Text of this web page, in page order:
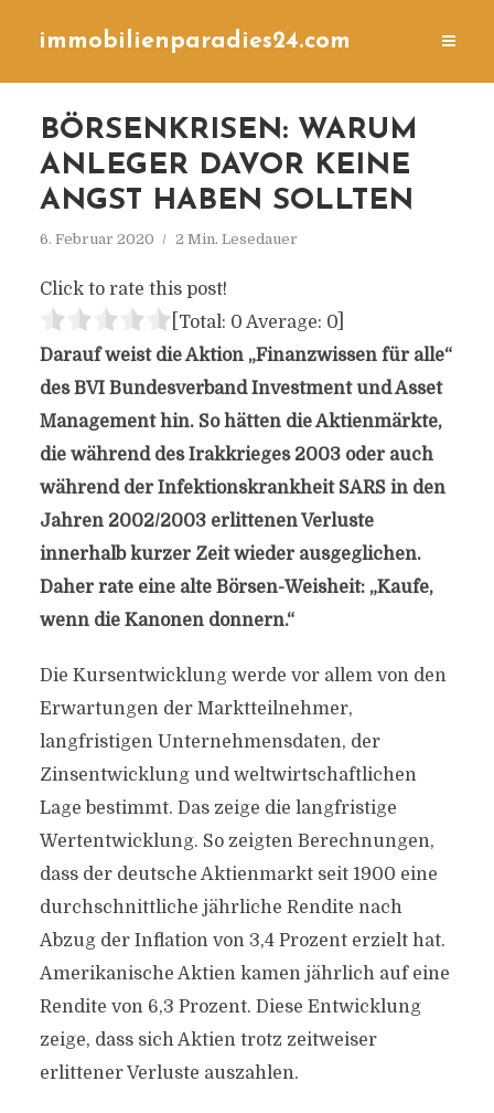
immobilienparadies24.com
BÖRSENKRISEN: WARUM
ANLEGER DAVOR KEINE
ANGST HABEN SOLLTEN
6. Februar 2020 2 Min. Lesedauer
Click to rate this post!
[Total: 0 Average: 0]
Darauf weist die Aktion „Finanzwissen für alle“
des BVI Bundesverband Investment und Asset
Management hin. So hätten die Aktienmärkte,
die während des Irakkrieges 2003 oder auch
während der Infektionskrankheit SARS in den
Jahren 2002/2003 erlittenen Verluste
innerhalb kurzer Zeit wieder ausgeglichen.
Daher rate eine alte Börsen-Weisheit: „Kaufe,
wenn die Kanonen donnern.“
Die Kursentwicklung werde vor allem von den
Erwartungen der Marktteilnehmer,
langfristigen Unternehmensdaten, der
Zinsentwicklung und weltwirtschaftlichen
Lage bestimmt. Das zeige die langfristige
Wertentwicklung. So zeigten Berechnungen,
dass der deutsche Aktienmarkt seit 1900 eine
durchschnittliche jährliche Rendite nach
Abzug der Inflation von 3,4 Prozent erzielt hat.
Amerikanische Aktien kamen jährlich auf eine
Rendite von 6,3 Prozent. Diese Entwicklung
zeige, dass sich Aktien trotz zeitweiser
erlittener Verluste auszahlen.